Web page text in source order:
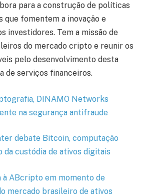
para a construção de políticas
que fomentem a inovação e
investidores. Tem a missão de
do mercado cripto e reunir os
pelo desenvolvimento desta
de serviços financeiros.
DINAMO Networks
na segurança antifraude
debate Bitcoin, computação
da custódia de ativos digitais
à ABcripto em momento de
mercado brasileiro de ativos